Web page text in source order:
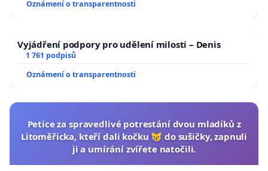
Oznámení o transparentnosti
Vyjádření podpory pro udělení milosti – Denis
1 761 podpisů
Oznámení o transparentnosti
Petice za spravedlivé potrestání dvou mladíků z
Litoměřicka, kteří dali kočku 😿 do sušičky, zapnuli
ji a umírání zvířete natočili.